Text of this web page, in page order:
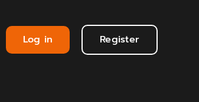
Log in Register